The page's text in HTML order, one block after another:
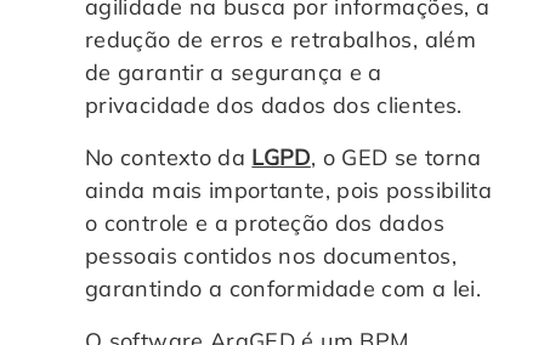
agilidade na busca por informações, a
redução de erros e retrabalhos, além
de garantir a segurança e a
privacidade dos dados dos clientes.
No contexto da LGPD, o GED se torna
ainda mais importante, pois possibilita
o controle e a proteção dos dados
pessoais contidos nos documentos,
garantindo a conformidade com a lei.